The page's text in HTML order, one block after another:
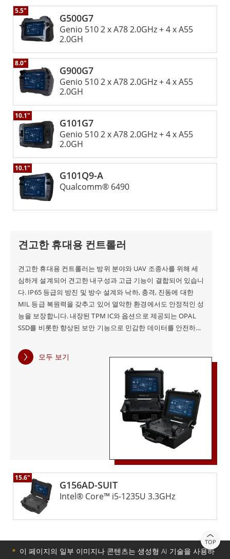
G500G7
5.5"
Genio 510 2 x A78 2.0GHz + 4 x A55
2.0GH
G900G7
8.0"
Genio 510 2 x A78 2.0GHz + 4 x A55
2.0GH
G101G7
10.1"
Genio 510 2 x A78 2.0GHz + 4 x A55
2.0GH
G101Q9-A
10.1"
Qualcomm® 6490
견고한 휴대용 컨트롤러
견고한 휴대용 컨트롤러는 방위 분야와 UAV 조종사를 위해 세
심하게 설계되어 견고한 내구성과 고급 기능이 결합되어 있습니
다. IP65 등급의 방진 및 방수 설계와 낙하, 충격, 진동에 대한
MIL 등급 복원력을 갖추고 있어 열악한 환경에서도 안정적인 성
능을 보장합니다. 내장된 TPM IC와 옵션으로 제공되는 OPAL
SSD를 비롯한 향상된 보안 기능으로 민감한 데이터를 안전하게
장하고, 펠리칸의 견고한 방수 케이스는 뛰어난 보호 기능과 휴
대성을 제공하므로 까다로운 임무에 없어서는 안 될 도구입니
모두 보기
G156AD-SUIT
15.6"
Intel® Core™ i5-1235U 3.3GHz
TOP
＊ 이 페이지의 일부 이미지나 콘텐츠는 생성형 AI 기술을 사용하